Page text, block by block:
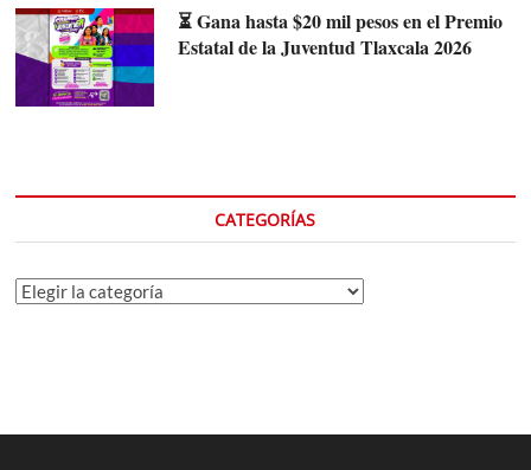
⏳ Gana hasta $20 mil pesos en el Premio
Estatal de la Juventud Tlaxcala 2026
CATEGORÍAS
Categorías